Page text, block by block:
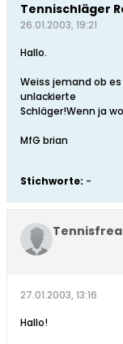
Tennischläger
26.01.2003, 19:21
Hallo.
Weiss jemand ob
unlackierte
Schläger!Wenn ja
MfG brian
Stichworte: -
27.01.2003, 13:16
Hallo!